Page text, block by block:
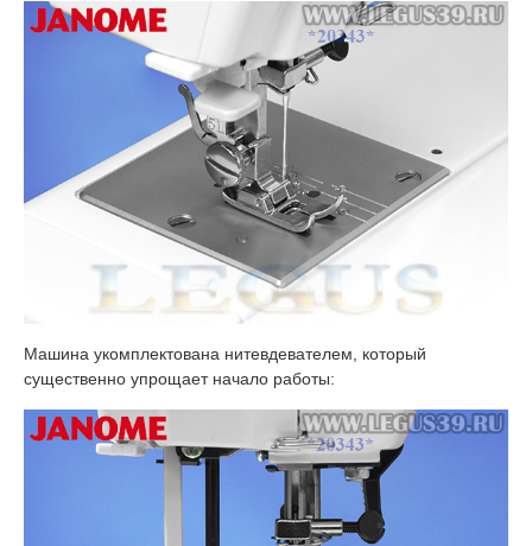
Машина укомплектована нитевдевателем, который
существенно упрощает начало работы: